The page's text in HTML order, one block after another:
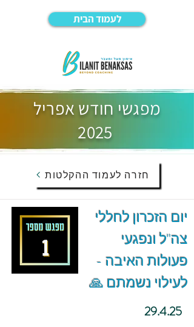
לעמוד הבית
מפגשי חודש אפריל
חזרה לעמוד ההקלטות
יום הזכרון לחללי
צה"ל ונפגעי
פעולות האיבה -
לעילוי נשמתם 🙏
29.4.25